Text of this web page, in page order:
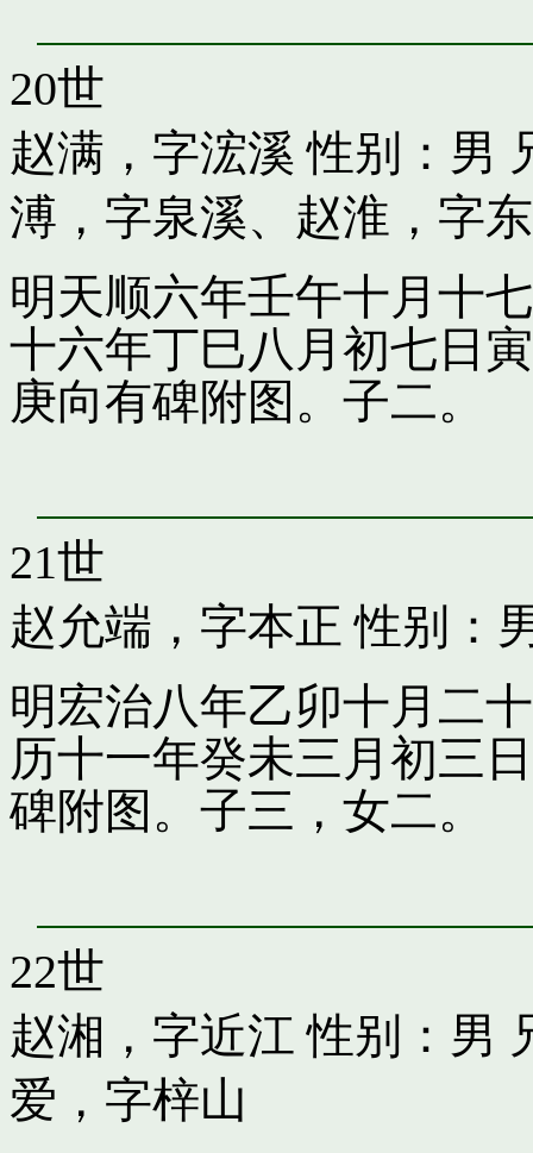
20世
赵满，字浤溪 性别：男
溥，字泉溪、 赵淮，字
明天顺六年壬午十月十
十六年丁巳八月初七日
庚向有碑附图。子二。
21世
赵允端，字本正 性别：
明宏治八年乙卯十月二
历十一年癸未三月初三
碑附图。子三，女二。
22世
赵湘，字近江 性别：男
爱，字梓山